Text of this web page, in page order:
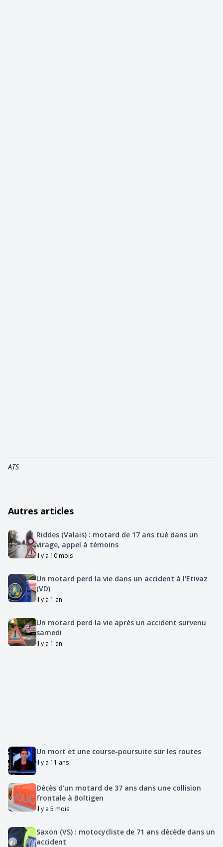
ATS
Autres articles
Riddes (Valais) : motard de 17 ans tué dans un
virage, appel à témoins
il y a 10 mois
Un motard perd la vie dans un accident à l'Etivaz
(VD)
il y a 1 an
Un motard perd la vie après un accident survenu
samedi
il y a 1 an
Un mort et une course-poursuite sur les routes
il y a 11 ans
Décès d'un motard de 37 ans dans une collision
frontale à Boltigen
il y a 5 mois
Saxon (VS) : motocycliste de 71 ans décède dans un
accident